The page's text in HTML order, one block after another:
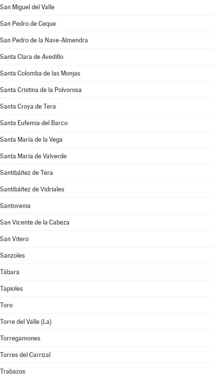
San Miguel del Valle
San Pedro de Ceque
San Pedro de la Nave-Almendra
Santa Clara de Avedillo
Santa Colomba de las Monjas
Santa Cristina de la Polvorosa
Santa Croya de Tera
Santa Eufemia del Barco
Santa María de la Vega
Santa María de Valverde
Santibáñez de Tera
Santibáñez de Vidriales
Santovenia
San Vicente de la Cabeza
San Vitero
Sanzoles
Tábara
Tapioles
Toro
Torre del Valle (La)
Torregamones
Torres del Carrizal
Trabazos